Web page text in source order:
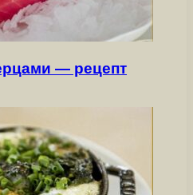
— рецепт